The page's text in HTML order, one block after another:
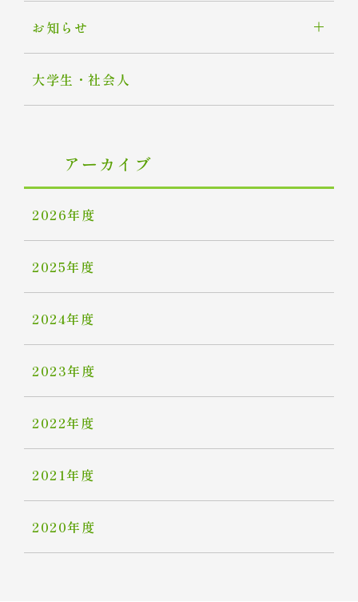
お知らせ
大学生・社会人
アーカイブ
2026年度
2025年度
2024年度
2023年度
2022年度
2021年度
2020年度